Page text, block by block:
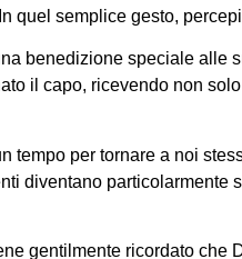
quel semplice gesto,
benedizione speciale alle
il capo, ricevendo non
tempo per tornare a noi
diventano particolarmente
gentilmente ricordato